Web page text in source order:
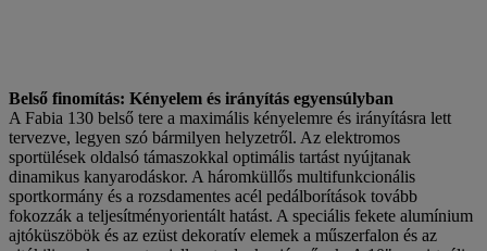
Belső finomítás: Kényelem és irányítás egyensúlyban
A Fabia 130 belső tere a maximális kényelemre és irányításra lett
tervezve, legyen szó bármilyen helyzetről. Az elektromos
sportülések oldalsó támaszokkal optimális tartást nyújtanak
dinamikus kanyarodáskor. A háromküllős multifunkcionális
sportkormány és a rozsdamentes acél pedálborítások tovább
fokozzák a teljesítményorientált hatást. A speciális fekete alumínium
ajtóküszöbök és az ezüst dekoratív elemek a műszerfalon és az